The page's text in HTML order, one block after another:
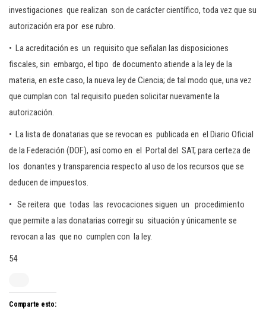
investigaciones que realizan son de carácter científico, toda vez que su
autorización era por ese rubro.
• La acreditación es un requisito que señalan las disposiciones
fiscales, sin embargo, el tipo de documento atiende a la ley de la
materia, en este caso, la nueva ley de Ciencia; de tal modo que, una vez
que cumplan con tal requisito pueden solicitar nuevamente la
autorización.
• La lista de donatarias que se revocan es publicada en el Diario Oficial
de la Federación (DOF), así como en el Portal del SAT, para certeza de
los donantes y transparencia respecto al uso de los recursos que se
deducen de impuestos.
• Se reitera que todas las revocaciones siguen un procedimiento
que permite a las donatarias corregir su situación y únicamente se
revocan a las que no cumplen con la ley.
54
Comparte esto: